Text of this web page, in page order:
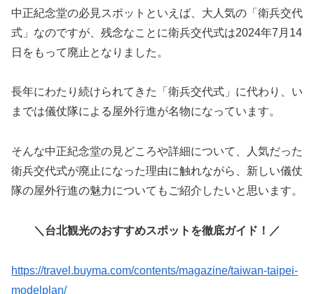
中正紀念堂の必見スポットといえば、大人気の「衛兵交代
式」なのですが、残念なことに衛兵交代式は2024年7月14
日をもって廃止となりました。
長年にわたり続けられてきた「衛兵交代式」に代わり、い
までは儀仗隊による屋外行進が名物になっています。
そんな中正紀念堂の見どころや詳細について、人気だった
衛兵交代式が廃止になった理由に触れながら、新しい儀仗
隊の屋外行進の魅力についてもご紹介したいと思います。
＼台北観光のおすすめスポットを徹底ガイド！／
https://travel.buyma.com/contents/magazine/taiwan-taipei-
modelplan/